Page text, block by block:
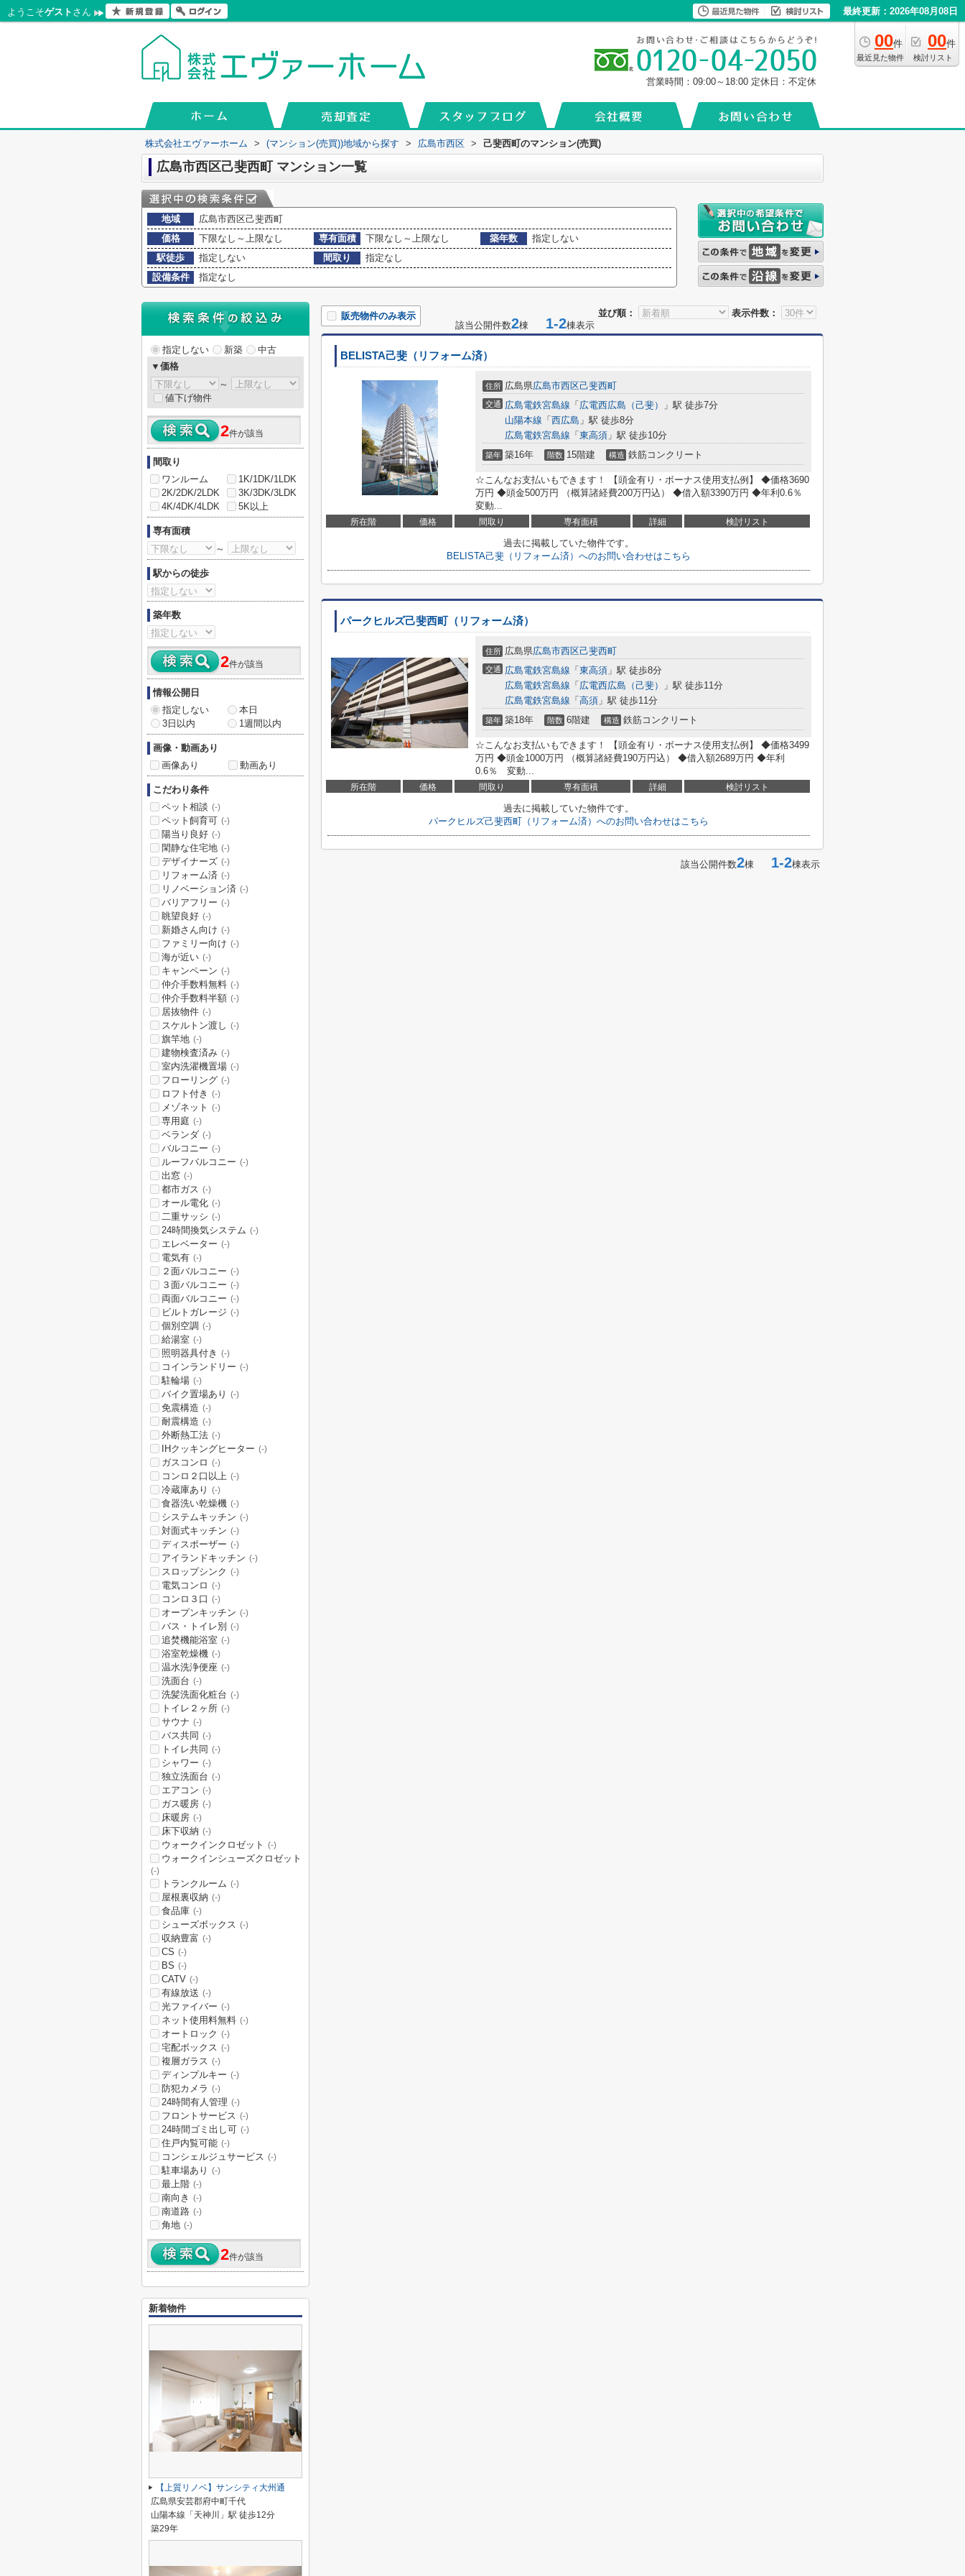
ようこそゲスト さん 最終更新：2026年08月08日
00件
最近見た物件
00件
検討リスト
営業時間：09:00～18:00 定休日：不定休
株式会社エヴァーホーム > (マンション(売買))地域から探す > 広島市西区 > 己斐西町のマンション(売買)
広島市西区己斐西町 マンション一覧
地域
広島市西区己斐西町
価格
下限なし～上限なし 専有面積 下限なし～上限なし 築年数
指定しない
駅徒歩
指定しない 間取り
指定なし
設備条件
指定なし
並び順： 表示件数：
販売物件のみ表示
該当公開件数2棟 1-2棟表示
BELISTA己斐（リフォーム済）
住所 広島県広島市西区己斐西町
交通 広島電鉄宮島線 「 広電西広島（己斐）
」駅 徒歩7分
山陽本線 「 西広島 」駅 徒歩8分
広島電鉄宮島線 「 東高須 」駅 徒歩10分
築年 築16年 階数 15階建 構造 鉄筋コンクリート
☆こんなお支払いもできます！ 【頭金有り・ボーナス使用支払例】 ◆価格3690
万円 ◆頭金500万円 （概算諸経費200万円込） ◆借入額3390万円 ◆年利0.6％
変動...
所在階 価格 間取り 専有面積 詳細 検討リスト
過去に掲載していた物件です。
BELISTA己斐（リフォーム済）へのお問い合わせはこちら
パークヒルズ己斐西町（リフォーム済）
住所 広島県広島市西区己斐西町
交通 広島電鉄宮島線 「 東高須 」駅 徒歩8分
広島電鉄宮島線 「 広電西広島（己斐）
」駅 徒歩11分
広島電鉄宮島線 「 高須 」駅 徒歩11分
築年 築18年 階数 6階建 構造 鉄筋コンクリート
☆こんなお支払いもできます！ 【頭金有り・ボーナス使用支払例】 ◆価格3499
万円 ◆頭金1000万円 （概算諸経費190万円込） ◆借入額2689万円 ◆年利
0.6％ 変動...
所在階 価格 間取り 専有面積 詳細 検討リスト
過去に掲載していた物件です。
パークヒルズ己斐西町（リフォーム済）へのお問い合わせはこちら
該当公開件数2棟 1-2棟表示
指定しない 新築
中古
▼価格
～
値下げ物件
2件が該当
間取り
ワンルーム
1K/1DK/1LDK
2K/2DK/2LDK
3K/3DK/3LDK
4K/4DK/4LDK
5K以上
専有面積
～
駅からの徒歩
築年数
2件が該当
情報公開日
指定しない
本日
3日以内
1週間以内
画像・動画あり
画像あり
動画あり
こだわり条件
ペット相談 (-)
ペット飼育可 (-)
陽当り良好 (-)
閑静な住宅地 (-)
デザイナーズ (-)
リフォーム済 (-)
リノベーション済 (-)
バリアフリー (-)
眺望良好 (-)
新婚さん向け (-)
ファミリー向け (-)
海が近い (-)
キャンペーン (-)
仲介手数料無料 (-)
仲介手数料半額 (-)
居抜物件 (-)
スケルトン渡し (-)
旗竿地 (-)
建物検査済み (-)
室内洗濯機置場 (-)
フローリング (-)
ロフト付き (-)
メゾネット (-)
専用庭 (-)
ベランダ (-)
バルコニー (-)
ルーフバルコニー (-)
出窓 (-)
都市ガス (-)
オール電化 (-)
二重サッシ (-)
24時間換気システム (-)
エレベーター (-)
電気有 (-)
２面バルコニー (-)
３面バルコニー (-)
両面バルコニー (-)
ビルトガレージ (-)
個別空調 (-)
給湯室 (-)
照明器具付き (-)
コインランドリー (-)
駐輪場 (-)
バイク置場あり (-)
免震構造 (-)
耐震構造 (-)
外断熱工法 (-)
IHクッキングヒーター (-)
ガスコンロ (-)
コンロ２口以上 (-)
冷蔵庫あり (-)
食器洗い乾燥機 (-)
システムキッチン (-)
対面式キッチン (-)
ディスポーザー (-)
アイランドキッチン (-)
スロップシンク (-)
電気コンロ (-)
コンロ３口 (-)
オープンキッチン (-)
バス・トイレ別 (-)
追焚機能浴室 (-)
浴室乾燥機 (-)
温水洗浄便座 (-)
洗面台 (-)
洗髪洗面化粧台 (-)
トイレ２ヶ所 (-)
サウナ (-)
バス共同 (-)
トイレ共同 (-)
シャワー (-)
独立洗面台 (-)
エアコン (-)
ガス暖房 (-)
床暖房 (-)
床下収納 (-)
ウォークインクロゼット (-)
ウォークインシューズクロゼット
(-)
トランクルーム (-)
屋根裏収納 (-)
食品庫 (-)
シューズボックス (-)
収納豊富 (-)
CS (-)
BS (-)
CATV (-)
有線放送 (-)
光ファイバー (-)
ネット使用料無料 (-)
オートロック (-)
宅配ボックス (-)
複層ガラス (-)
ディンプルキー (-)
防犯カメラ (-)
24時間有人管理 (-)
フロントサービス (-)
24時間ゴミ出し可 (-)
住戸内覧可能 (-)
コンシェルジュサービス (-)
駐車場あり (-)
最上階 (-)
南向き (-)
南道路 (-)
角地 (-)
2件が該当
新着物件
【上質リノベ】サンシティ大州通
広島県安芸郡府中町千代
山陽本線「天神川」駅 徒歩12分
築29年